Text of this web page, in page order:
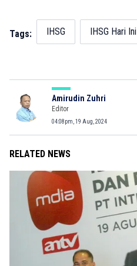
Tags: IHSG IHSG Hari Ini
Amirudin Zuhri
Editor
04:08pm, 19 Aug, 2024
RELATED NEWS